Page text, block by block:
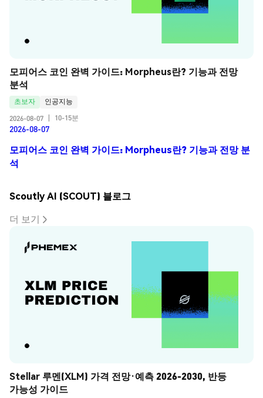
모피어스 코인 완벽 가이드: Morpheus란? 기능과 전망
분석
초보자
인공지능
2026-08-07
10-15분
2026-08-07
모피어스 코인 완벽 가이드: Morpheus란? 기능과 전망 분
석
Scoutly AI (SCOUT) 블로그
더 보기
Stellar 루멘(XLM) 가격 전망·예측 2026-2030, 반등
가능성 가이드